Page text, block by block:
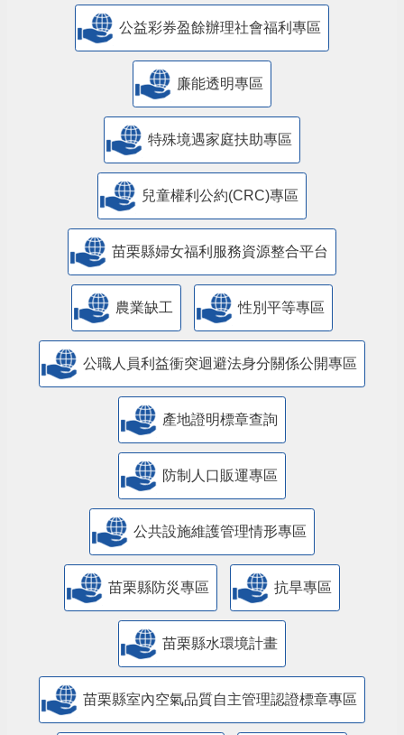
公益彩券盈餘辦理社會福利專區
廉能透明專區
特殊境遇家庭扶助專區
兒童權利公約(CRC)專區
苗栗縣婦女福利服務資源整合平台
農業缺工 性別平等專區
公職人員利益衝突迴避法身分關係公開專區
產地證明標章查詢
防制人口販運專區
​公共設施維護管理情形專區
苗栗縣防災專區 抗旱專區
苗栗縣水環境計畫
苗栗縣室內空氣品質自主管理認證標章專區